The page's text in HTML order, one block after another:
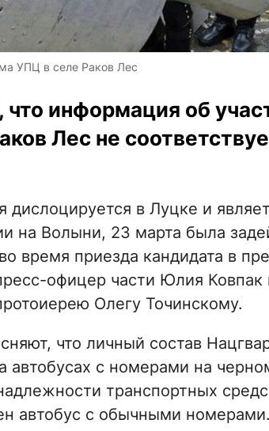
УПЦ в селе Раков Лес
информация об
Лес не
дислоцируется в Луцке и
на Волыни, 23 марта была
время приезда кандидата в
офицер части Юлия Ковпак
Олегу Точинскому.
что личный состав
автобусах с номерами на
транспортных
автобус с обычными номерами.